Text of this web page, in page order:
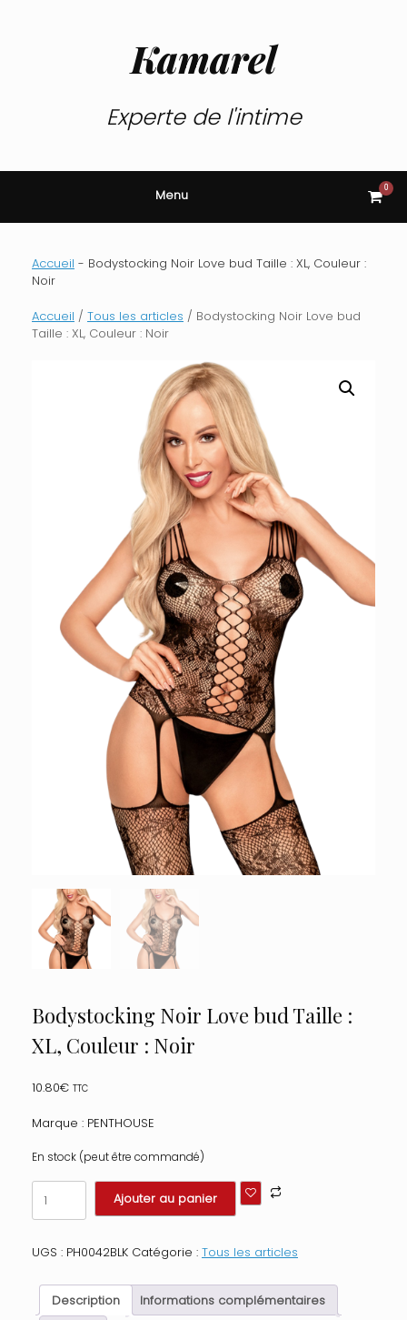
Kamarel
Experte de l'intime
Menu View
cart
0
Accueil - Bodystocking Noir Love bud Taille : XL, Couleur :
Noir
Accueil / Tous les articles / Bodystocking Noir Love bud
Taille : XL, Couleur : Noir
Bodystocking Noir Love bud Taille :
XL, Couleur : Noir
10.80€ TTC
Marque : PENTHOUSE
En stock (peut être commandé)
quantité
de
Bodystocking
Love
Taille
Ajouter au panier
UGS : PH0042BLK Catégorie : Tous les articles
Description
Informations complémentaires